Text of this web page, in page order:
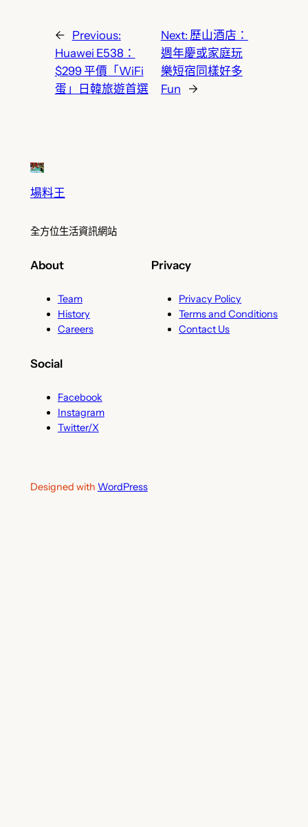
←
Previous:
Huawei E538：
$299 平價「WiFi
蛋」日韓旅遊首選
Next: 歷山酒店：
週年慶或家庭玩
樂短宿同樣好多
Fun
→
場料王
全方位生活資訊網站
About
Team
History
Careers
Privacy
Privacy Policy
Terms and Conditions
Contact Us
Social
Facebook
Instagram
Twitter/X
Designed with WordPress